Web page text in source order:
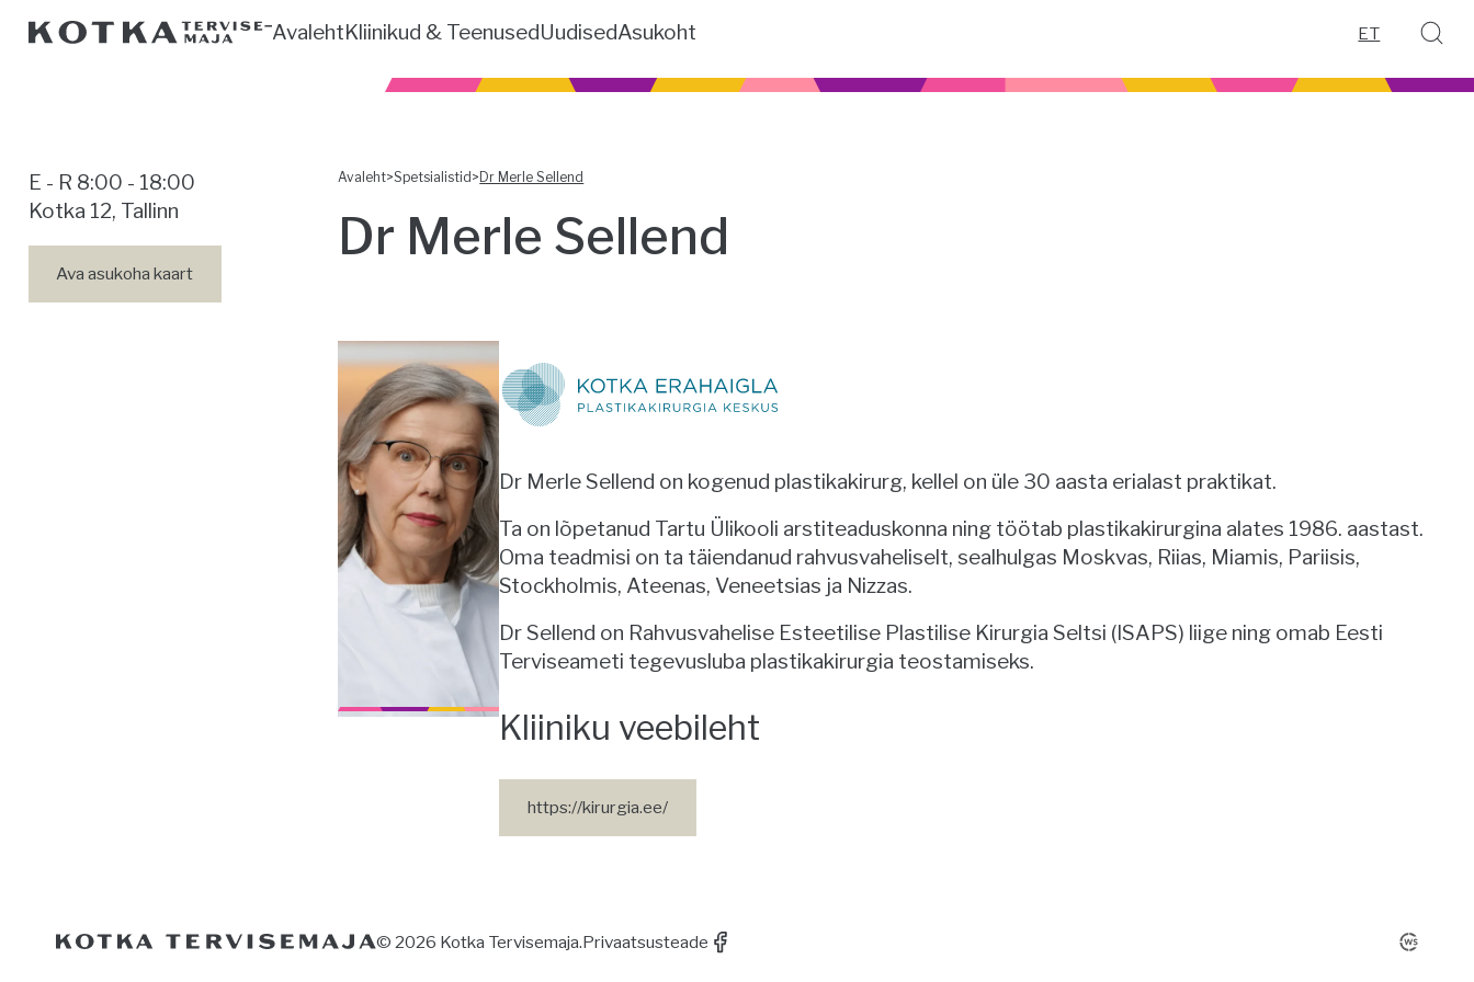
ET
AvalehtKliinikud & TeenusedUudisedAsukoht
E - R 8:00 - 18:00
Kotka 12, Tallinn
Ava asukoha kaart
Avaleht>Spetsialistid > Dr Merle Sellend
Dr Merle Sellend
Dr Merle Sellend on kogenud plastikakirurg, kellel on üle 30 aasta erialast praktikat.
Ta on lõpetanud Tartu Ülikooli arstiteaduskonna ning töötab plastikakirurgina alates 1986. aastast.
Oma teadmisi on ta täiendanud rahvusvaheliselt, sealhulgas Moskvas, Riias, Miamis, Pariisis,
Stockholmis, Ateenas, Veneetsias ja Nizzas.
Dr Sellend on Rahvusvahelise Esteetilise Plastilise Kirurgia Seltsi (ISAPS) liige ning omab Eesti
Terviseameti tegevusluba plastikakirurgia teostamiseks.
Kliiniku veebileht
https://kirurgia.ee/
© 2026 Kotka Tervisemaja.Privaatsusteade